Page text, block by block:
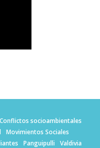
socioambientales
Movimientos Sociales
Panguipulli
Valdivia